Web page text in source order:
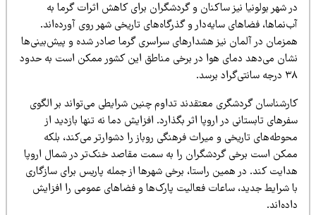
شهر بولونیا نیز ساکنان و گردشگران برای کاهش اثرات گرما به
فضاهای سایه‌دار و گذرگاه‌های تاریخی شهر روی آورده‌اند.
در آلمان نیز هشدارهای سراسری گرما صادر شده و پیش‌بینی‌ها
می‌دهد دمای هوا در برخی مناطق این کشور ممکن است به حدود
گردشگری معتقدند تداوم چنین شرایطی می‌تواند بر الگوی
تابستانی در اروپا اثر بگذارد. افزایش دما نه تنها بازدید از
تاریخی و میراث فرهنگی روباز را دشوارتر می‌کند، بلکه
است برخی گردشگران را به سمت مقاصد خنک‌تر در شمال اروپا
کند. در همین راستا، برخی شهرها از جمله پاریس برای سازگاری
شرایط جدید، ساعات فعالیت پارک‌ها و فضاهای عمومی را افزایش